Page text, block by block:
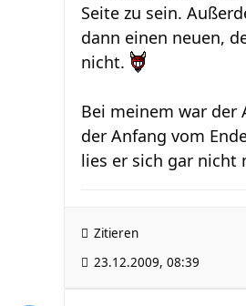
Seite zu sein.
dann einen neuen,
nicht.
Bei meinem war der
der Anfang vom
lies er sich gar nicht
Zitieren
23.12.2009, 08:39